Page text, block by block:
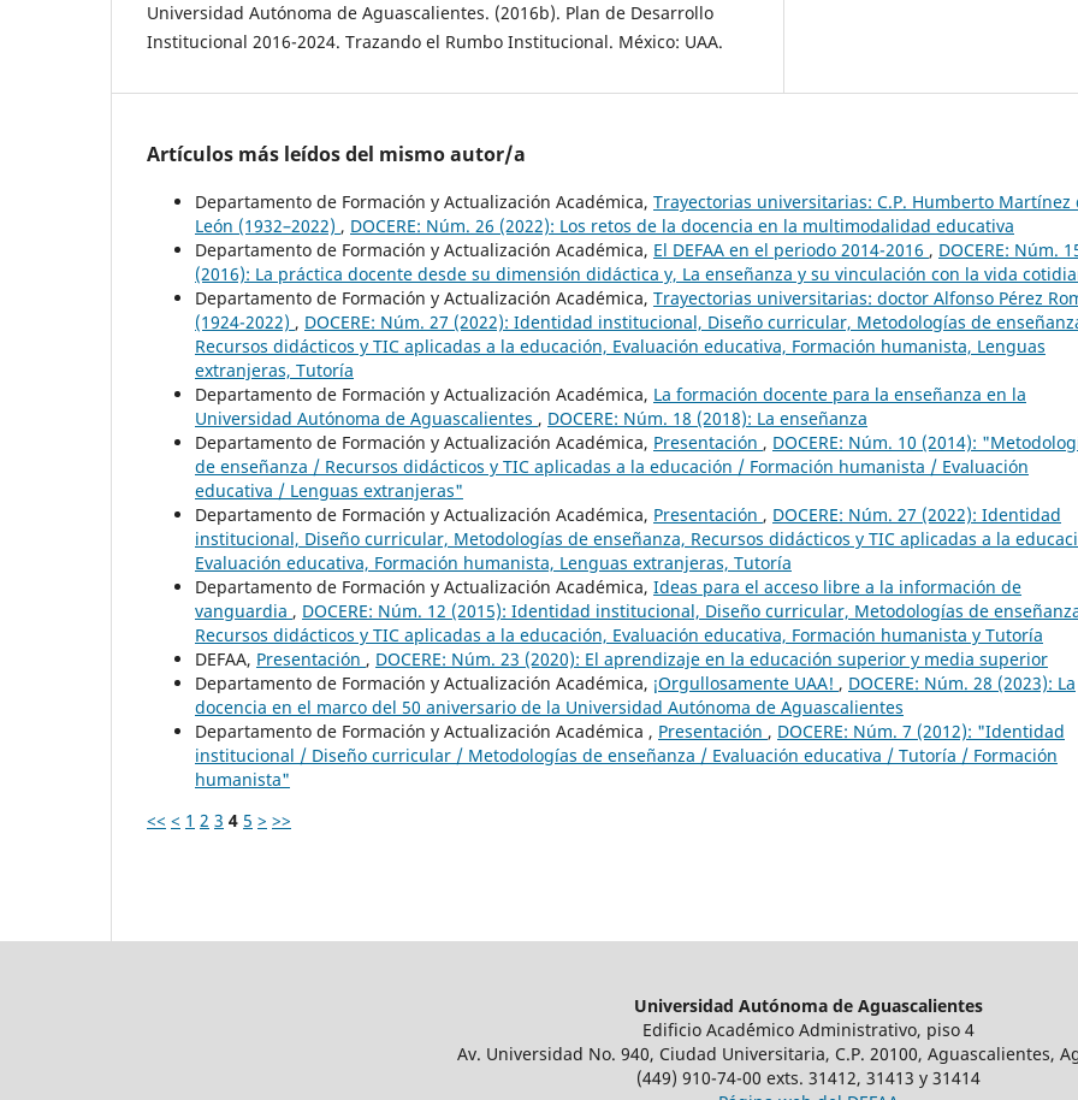
Universidad Autónoma de Aguascalientes. (2016b). Plan de Desarrollo
Institucional 2016-2024. Trazando el Rumbo Institucional. México: UAA.
Artículos más leídos del mismo autor/a
Departamento de Formación y Actualización Académica, Trayectorias universitarias: C.P. Humberto Martínez
León (1932–2022) , DOCERE: Núm. 26 (2022): Los retos de la docencia en la multimodalidad educativa
Departamento de Formación y Actualización Académica, El DEFAA en el periodo 2014-2016 , DOCERE: Núm.
(2016): La práctica docente desde su dimensión didáctica y, La enseñanza y su vinculación con la vida
Departamento de Formación y Actualización Académica, Trayectorias universitarias: doctor Alfonso Pérez
(1924-2022) , DOCERE: Núm. 27 (2022): Identidad institucional, Diseño curricular, Metodologías de
Recursos didácticos y TIC aplicadas a la educación, Evaluación educativa, Formación humanista, Lenguas
extranjeras, Tutoría
Departamento de Formación y Actualización Académica, La formación docente para la enseñanza en la
Universidad Autónoma de Aguascalientes , DOCERE: Núm. 18 (2018): La enseñanza
Departamento de Formación y Actualización Académica, Presentación , DOCERE: Núm. 10 (2014):
de enseñanza / Recursos didácticos y TIC aplicadas a la educación / Formación humanista / Evaluación
educativa / Lenguas extranjeras"
Departamento de Formación y Actualización Académica, Presentación , DOCERE: Núm. 27 (2022): Identidad
institucional, Diseño curricular, Metodologías de enseñanza, Recursos didácticos y TIC aplicadas a la
Evaluación educativa, Formación humanista, Lenguas extranjeras, Tutoría
Departamento de Formación y Actualización Académica, Ideas para el acceso libre a la información de
vanguardia , DOCERE: Núm. 12 (2015): Identidad institucional, Diseño curricular, Metodologías de
Recursos didácticos y TIC aplicadas a la educación, Evaluación educativa, Formación humanista y Tutoría
DEFAA, Presentación , DOCERE: Núm. 23 (2020): El aprendizaje en la educación superior y media superior
Departamento de Formación y Actualización Académica, ¡Orgullosamente UAA! , DOCERE: Núm. 28 (2023): La
docencia en el marco del 50 aniversario de la Universidad Autónoma de Aguascalientes
Departamento de Formación y Actualización Académica , Presentación , DOCERE: Núm. 7 (2012): "Identidad
institucional / Diseño curricular / Metodologías de enseñanza / Evaluación educativa / Tutoría / Formación
humanista"
<< < 1 2 3 4 5 > >>
Universidad Autónoma de Aguascalientes
Edificio Acad´émico Administrativo, piso 4
Av. Universidad No. 940, Ciudad Universitaria, C.P. 20100, Aguascalientes,
(449) 910-74-00 exts. 31412, 31413 y 31414